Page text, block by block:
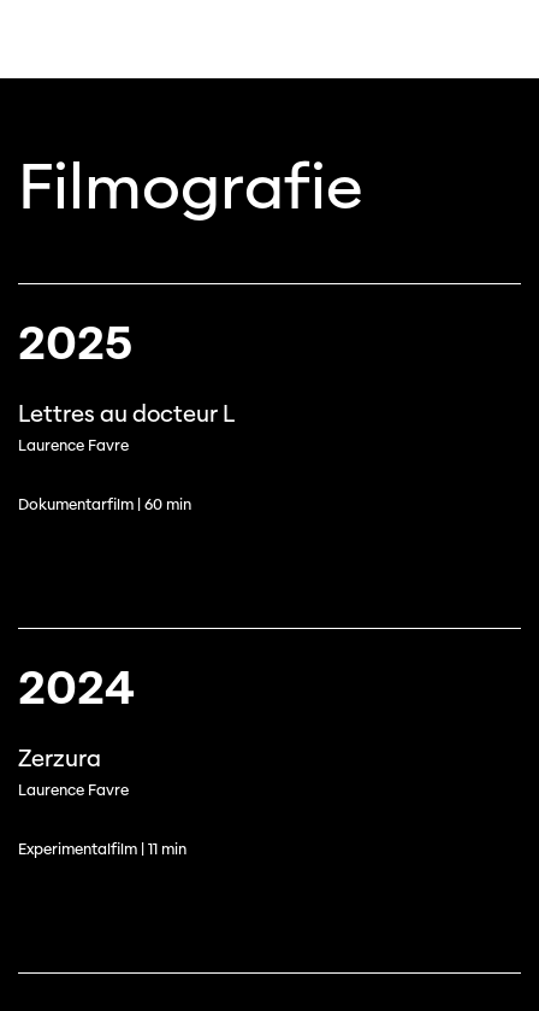
Filmografie
2025
Lettres au docteur L
Laurence Favre
Dokumentarfilm | 60 min
2024
Zerzura
Laurence Favre
Experimentalfilm | 11 min